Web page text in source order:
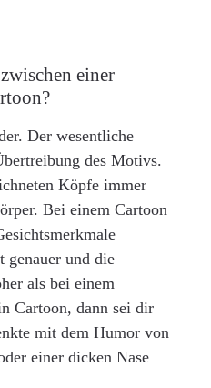
einer
Der wesentliche
des Motivs.
Köpfe immer
Bei einem Cartoon
genauer und die
als bei einem
Cartoon, dann sei dir
mit dem Humor von
einer dicken Nase